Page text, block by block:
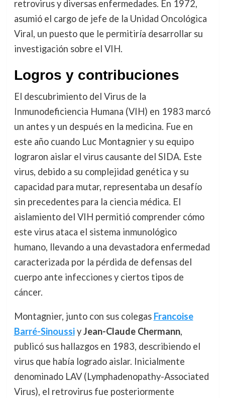
retrovirus y diversas enfermedades. En 1972,
asumió el cargo de jefe de la Unidad Oncológica
Viral, un puesto que le permitiría desarrollar su
investigación sobre el VIH.
Logros y contribuciones
El descubrimiento del Virus de la
Inmunodeficiencia Humana (VIH) en 1983 marcó
un antes y un después en la medicina. Fue en
este año cuando Luc Montagnier y su equipo
lograron aislar el virus causante del SIDA. Este
virus, debido a su complejidad genética y su
capacidad para mutar, representaba un desafío
sin precedentes para la ciencia médica. El
aislamiento del VIH permitió comprender cómo
este virus ataca el sistema inmunológico
humano, llevando a una devastadora enfermedad
caracterizada por la pérdida de defensas del
cuerpo ante infecciones y ciertos tipos de
cáncer.
Montagnier, junto con sus colegas Francoise
Barré-SinoussiyJean-Claude Chermann,
publicó sus hallazgos en 1983, describiendo el
virus que había logrado aislar. Inicialmente
denominado LAV (Lymphadenopathy-Associated
Virus), el retrovirus fue posteriormente